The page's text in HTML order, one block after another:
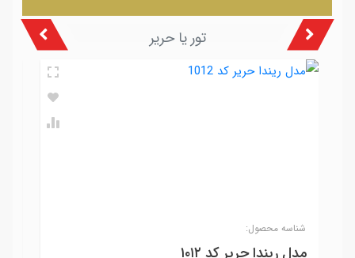
تور یا حریر
شناسه محصول:
مدل ریندا حریر کد ۱۰۱۲